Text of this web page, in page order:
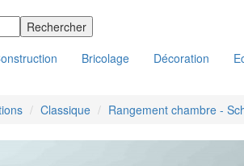
Bricolage Décoration
Classique Rangement chambre -